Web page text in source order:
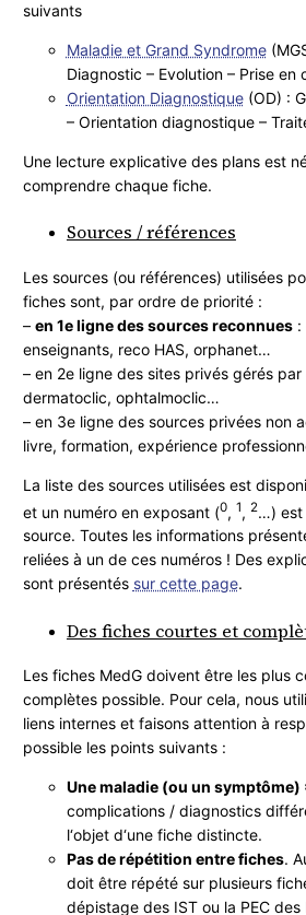
suivants
Maladie et Grand Syndrome
Diagnostic – Evolution – Prise en
Orientation Diagnostique(OD) :
– Orientation diagnostique –
Une lecture explicative des plans est
comprendre chaque fiche.
Sources / références
Les sources (ou références) utilisées
fiches sont, par ordre de priorité :
– en 1e ligne des sources reconnues:
enseignants, reco HAS, orphanet…
– en 2e ligne des sites privés gérés
dermatoclic, ophtalmoclic…
– en 3e ligne des sources privées non
livre, formation, expérience
La liste des sources utilisées est
et un numéro en exposant (0, 1 2…) est
source. Toutes les informations
reliées à un de ces numéros ! Des
sont présentés sur cette page.
Des fiches courtes et
Les fiches MedG doivent être les plus
complètes possible. Pour cela, nous
liens internes et faisons attention à
possible les points suivants :
Une maladie (ou un symptôme)
complications / diagnostics
l‘objet d‘une fiche distincte.
Pas de répétition entre fiches.
doit être répété sur plusieurs
dépistage des IST ou la PEC des